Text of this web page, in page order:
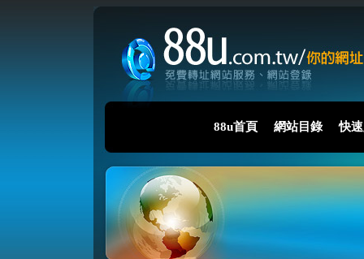
88u首頁 網站目錄 快